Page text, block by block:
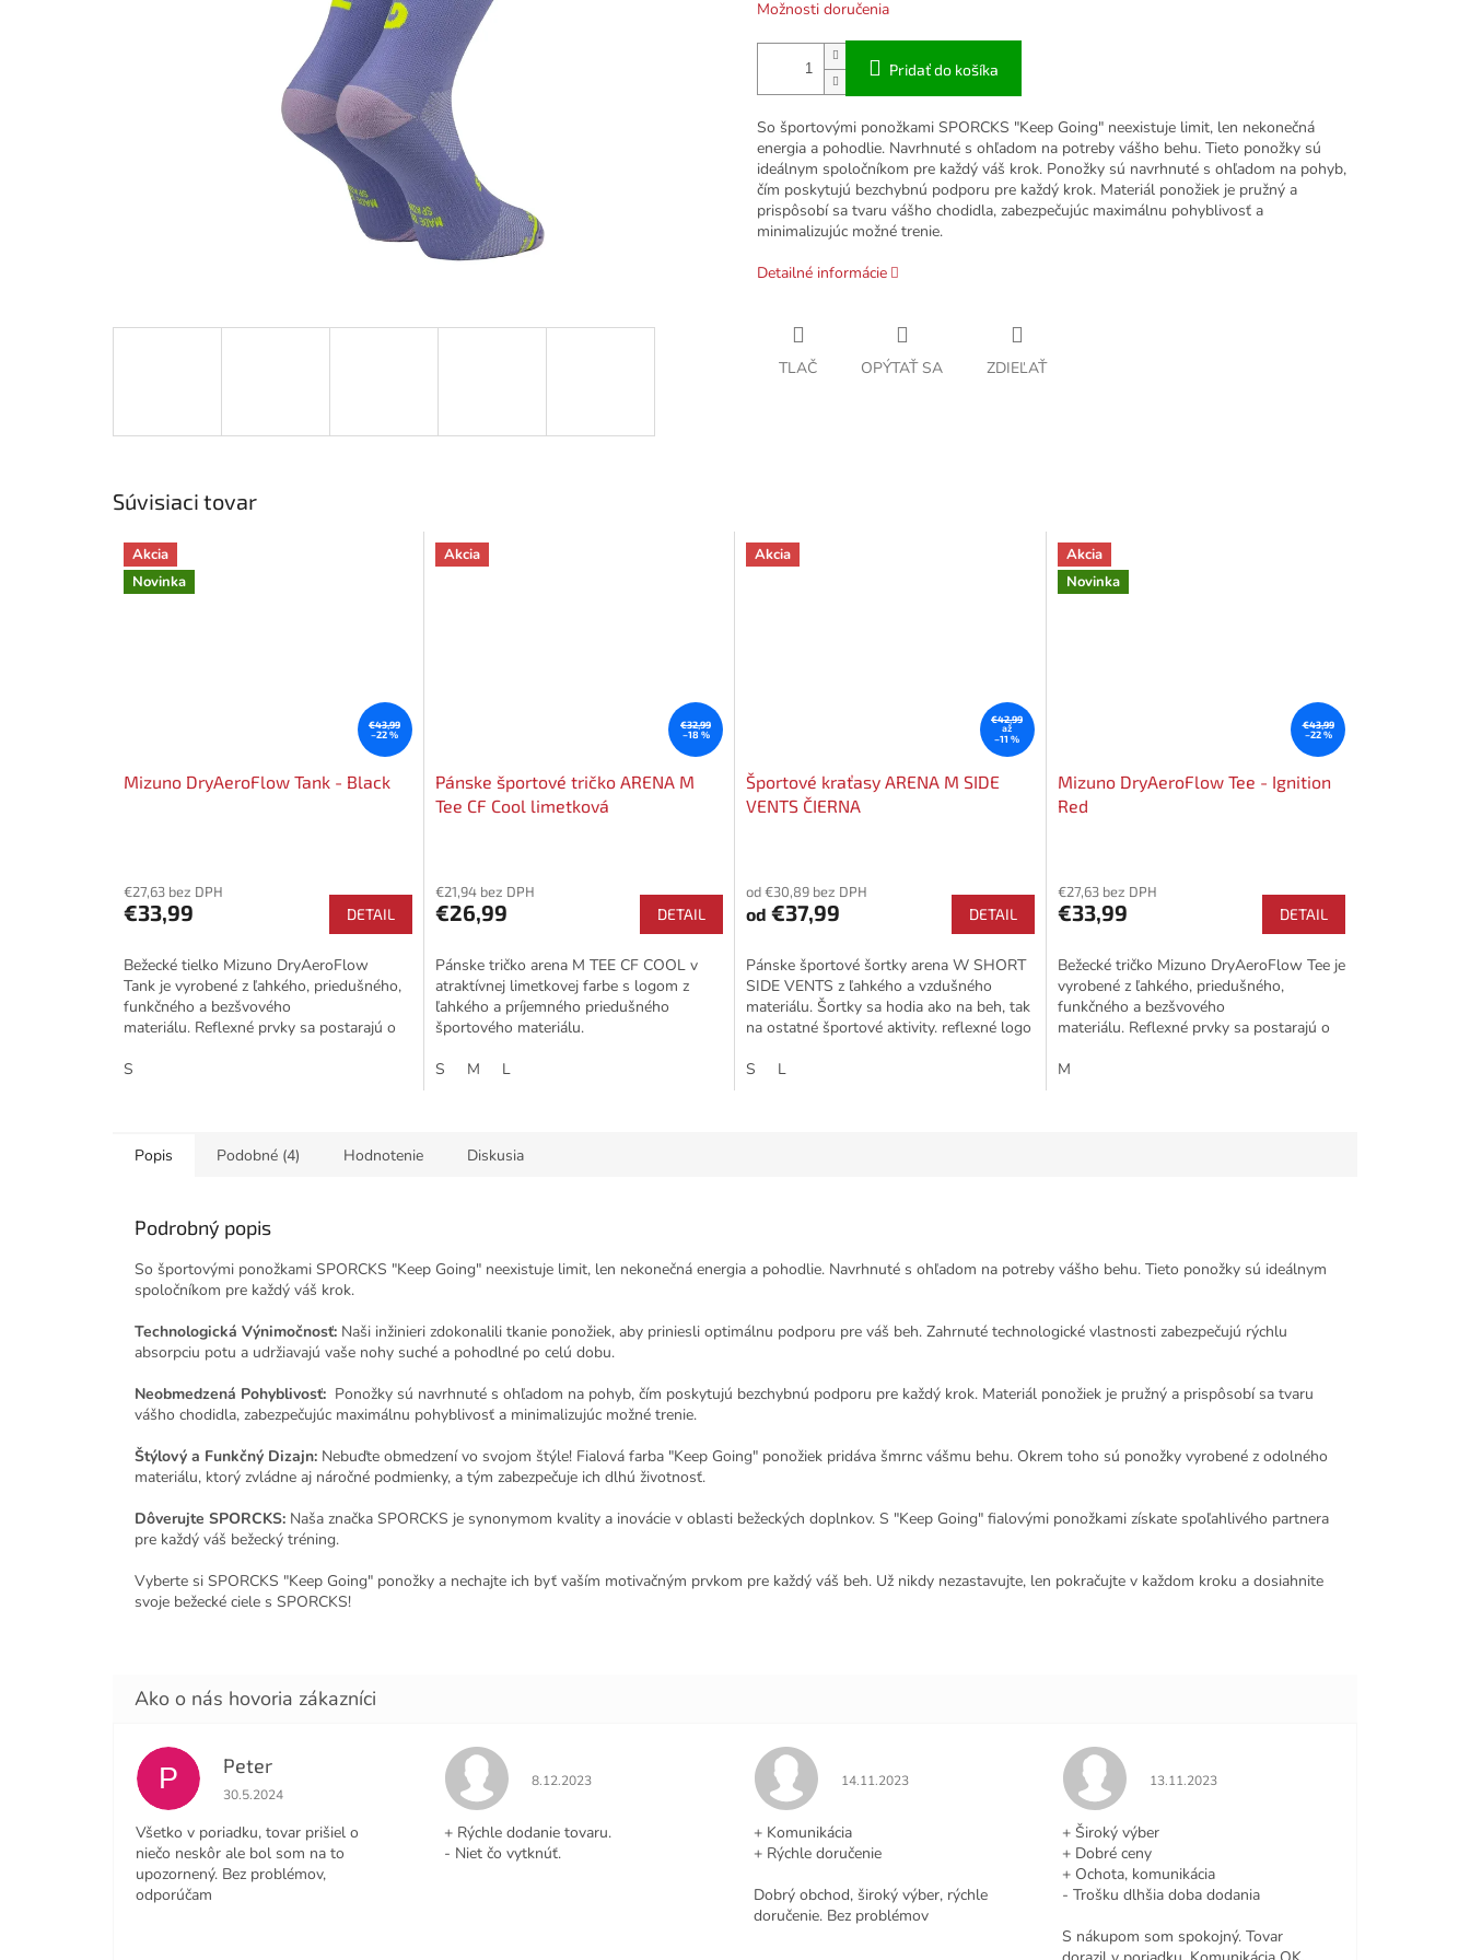
Možnosti doručenia
Pridať do košíka
So športovými ponožkami SPORCKS "Keep Going" neexistuje limit, len nekonečná
energia a pohodlie. Navrhnuté s ohľadom na potreby vášho behu. Tieto ponožky sú
ideálnym spoločníkom pre každý váš krok. Ponožky sú navrhnuté s ohľadom na pohyb,
čím poskytujú bezchybnú podporu pre každý krok. Materiál ponožiek je pružný a
prispôsobí sa tvaru vášho chodidla, zabezpečujúc maximálnu pohyblivosť a
minimalizujúc možné trenie.
Detailné informácie
TLAČ OPÝTAŤ SA ZDIEĽAŤ
Súvisiaci tovar
Akcia
Novinka
€43,99
–22 %
Mizuno DryAeroFlow Tank - Black
€27,63 bez DPH
€33,99 DETAIL
Bežecké tielko Mizuno DryAeroFlow
Tank je vyrobené z ľahkého, priedušného,
funkčného a bezšvového
materiálu. Reflexné prvky sa postarajú o
S
Akcia
€32,99
–18 %
Pánske športové tričko ARENA M
Tee CF Cool limetková
€21,94 bez DPH
€26,99 DETAIL
Pánske tričko arena M TEE CF COOL v
atraktívnej limetkovej farbe s logom z
ľahkého a príjemného priedušného
športového materiálu.
S
M L
Akcia
€42,99
až
–11 %
Športové kraťasy ARENA M SIDE
VENTS ČIERNA
od €30,89 bez DPH
od €37,99 DETAIL
Pánske športové šortky arena W SHORT
SIDE VENTS z ľahkého a vzdušného
materiálu. Šortky sa hodia ako na beh, tak
na ostatné športové aktivity. reflexné logo
S
L
Akcia
Novinka
€43,99
–22 %
Mizuno DryAeroFlow Tee - Ignition
Red
€27,63 bez DPH
€33,99 DETAIL
Bežecké tričko Mizuno DryAeroFlow Tee je
vyrobené z ľahkého, priedušného,
funkčného a bezšvového
materiálu. Reflexné prvky sa postarajú o
M
Popis Podobné (4) Hodnotenie Diskusia
Podrobný popis
So športovými ponožkami SPORCKS "Keep Going" neexistuje limit, len nekonečná energia a pohodlie. Navrhnuté s ohľadom na potreby vášho behu. Tieto ponožky sú ideálnym
spoločníkom pre každý váš krok.
Technologická Výnimočnosť: Naši inžinieri zdokonalili tkanie ponožiek, aby priniesli optimálnu podporu pre váš beh. Zahrnuté technologické vlastnosti zabezpečujú rýchlu
absorpciu potu a udržiavajú vaše nohy suché a pohodlné po celú dobu.
Neobmedzená Pohyblivosť: Ponožky sú navrhnuté s ohľadom na pohyb, čím poskytujú bezchybnú podporu pre každý krok. Materiál ponožiek je pružný a prispôsobí sa tvaru
vášho chodidla, zabezpečujúc maximálnu pohyblivosť a minimalizujúc možné trenie.
Štýlový a Funkčný Dizajn: Nebuďte obmedzení vo svojom štýle! Fialová farba "Keep Going" ponožiek pridáva šmrnc vášmu behu. Okrem toho sú ponožky vyrobené z odolného
materiálu, ktorý zvládne aj náročné podmienky, a tým zabezpečuje ich dlhú životnosť.
Dôverujte SPORCKS: Naša značka SPORCKS je synonymom kvality a inovácie v oblasti bežeckých doplnkov. S "Keep Going" fialovými ponožkami získate spoľahlivého partnera
pre každý váš bežecký tréning.
Vyberte si SPORCKS "Keep Going" ponožky a nechajte ich byť vaším motivačným prvkom pre každý váš beh. Už nikdy nezastavujte, len pokračujte v každom kroku a dosiahnite
svoje bežecké ciele s SPORCKS!
P Peter
Hodnotenie obchodu je 4 z 5 hviezdičiek.
30.5.2024
Všetko v poriadku, tovar prišiel o
niečo neskôr ale bol som na to
upozornený. Bez problémov,
odporúčam
Hodnotenie obchodu je 5 z 5 hviezdičiek.
8.12.2023
+ Rýchle dodanie tovaru.
- Niet čo vytknúť.
Hodnotenie obchodu je 5 z 5 hviezdičiek.
14.11.2023
+ Komunikácia
+ Rýchle doručenie
Dobrý obchod, široký výber, rýchle
doručenie. Bez problémov
Hodnotenie obchodu je 5 z 5 hviezdičiek.
13.11.2023
+ Široký výber
+ Dobré ceny
+ Ochota, komunikácia
- Trošku dlhšia doba dodania
S nákupom som spokojný. Tovar